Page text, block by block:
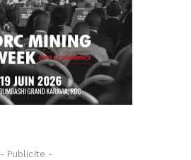
- Publicite -